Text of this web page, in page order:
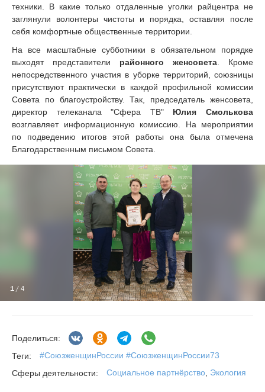
техники. В какие только отдаленные уголки райцентра не
заглянули волонтеры чистоты и порядка, оставляя после
себя комфортные общественные территории.
На все масштабные субботники в обязательном порядке
выходят представители районного женсовета. Кроме
непосредственного участия в уборке территорий, союзницы
присутствуют практически в каждой профильной комиссии
Совета по благоустройству. Так, председатель женсовета,
директор телеканала "Сфера ТВ" Юлия Смолькова
возглавляет информационную комиссию. На мероприятии
по подведению итогов этой работы она была отмечена
Благодарственным письмом Совета.
1 / 4
Поделиться:
Теги:
#СоюзженщинРоссии #СоюзженщинРоссии73
Сферы деятельности:
Социальное партнёрство Экология